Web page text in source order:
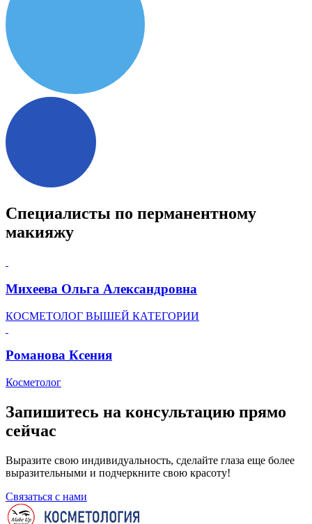
Специалисты по перманентному
макияжу
Михеева Ольга Александровна
КОСМЕТОЛОГ ВЫШЕЙ КАТЕГОРИИ
Романова Ксения
Косметолог
Запишитесь на консультацию прямо
сейчас
Выразите свою индивидуальность, сделайте глаза еще более
выразительными и подчеркните свою красоту!
Связаться с нами